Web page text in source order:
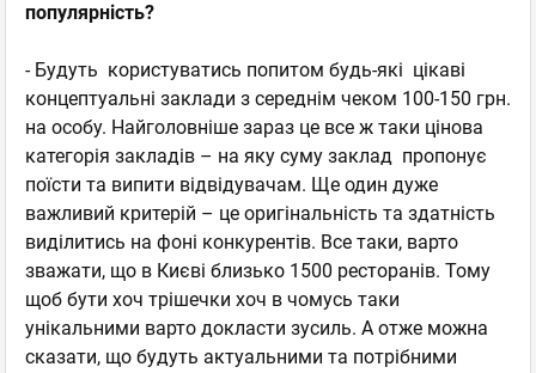
популярність?
- Будуть користуватись попитом будь-які цікаві
концептуальні заклади з середнім чеком 100-150 грн.
на особу. Найголовніше зараз це все ж таки цінова
категорія закладів – на яку суму заклад пропонує
поїсти та випити відвідувачам. Ще один дуже
важливий критерій – це оригінальність та здатність
виділитись на фоні конкурентів. Все таки, варто
зважати, що в Києві близько 1500 ресторанів. Тому
щоб бути хоч трішечки хоч в чомусь таки
унікальними варто докласти зусиль. А отже можна
сказати, що будуть актуальними та потрібними